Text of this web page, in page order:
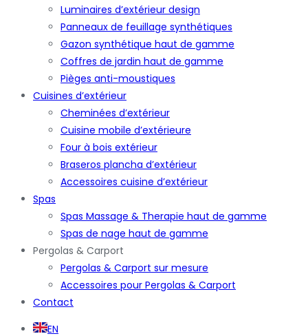
Luminaires d’extérieur design
Panneaux de feuillage synthétiques
Gazon synthétique haut de gamme
Coffres de jardin haut de gamme
Pièges anti-moustiques
Cuisines d’extérieur
Cheminées d’extérieur
Cuisine mobile d’extérieure
Four à bois extérieur
Braseros plancha d’extérieur
Accessoires cuisine d’extérieur
Spas
Spas Massage & Therapie haut de gamme
Spas de nage haut de gamme
Pergolas & Carport
Pergolas & Carport sur mesure
Accessoires pour Pergolas & Carport
Contact
EN